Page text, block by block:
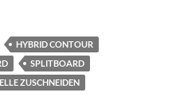
HYBRID CONTOUR
SPLITBOARD
ZUSCHNEIDEN